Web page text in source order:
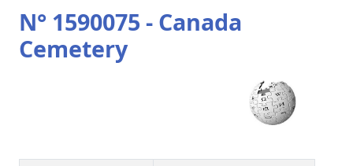
N° 1590075 - Canada
Cemetery